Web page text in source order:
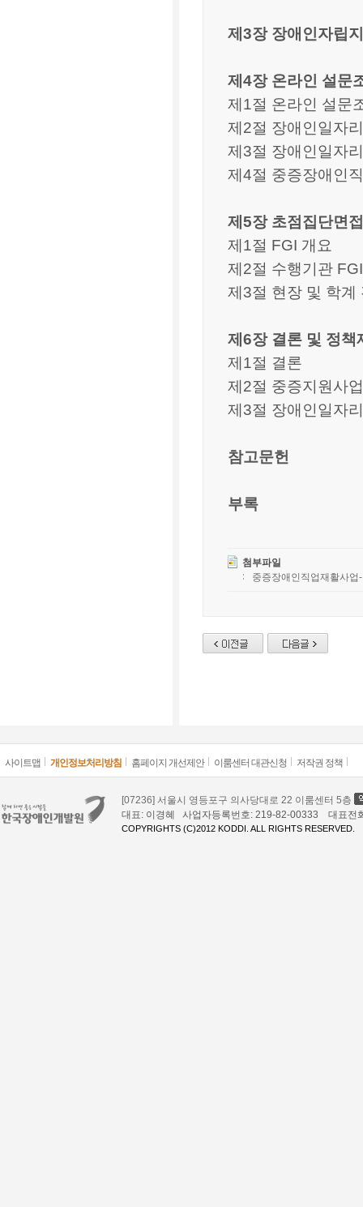
제3장 장애인자립
제4장 온라인 설문
제1절 온라인 설문
제2절 장애인일자
제3절 장애인일자
제4절 중증장애인
제5장 초점집단면
제1절 FGI 개요
제2절 수행기관
제3절 현장 및 학계
제6장 결론 및 정책
제1절 결론
제2절 중증지원사
제3절 장애인일자
참고문헌
부록
첨부파일
중증장애인직업재활사
사이트맵 개인정보처리방침 홈페이지 개선제안 이룸센터 대관신청 저작권 정책
[07236] 서울시 영등포구 의사당대로 22 이룸센터 5층
대표: 이경혜 사업자등록번호: 219-82-00333 대표
COPYRIGHTS (C)2012 KODDI. ALL RIGHTS RESERVED.